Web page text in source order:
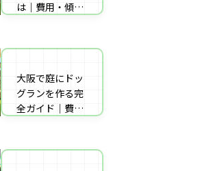
は｜費用・傾斜
戸〜播磨・淡
大阪で庭にドッ
グランを作る完
全ガイド｜費用
【エリア対応】
有吉THE夜会」
さんのご実家の
を施工
庭にドッグラン
をDIY！初心者
でもプロ級に仕
アル